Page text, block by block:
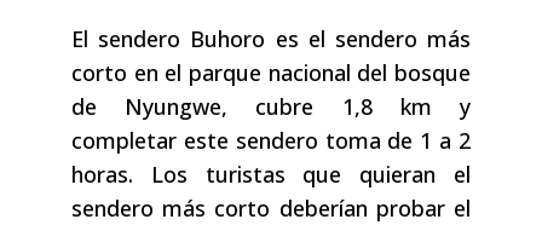
El sendero Buhoro es el sendero más
corto en el parque nacional del bosque
de Nyungwe, cubre 1,8 km y
completar este sendero toma de 1 a 2
horas. Los turistas que quieran el
sendero más corto deberían probar el